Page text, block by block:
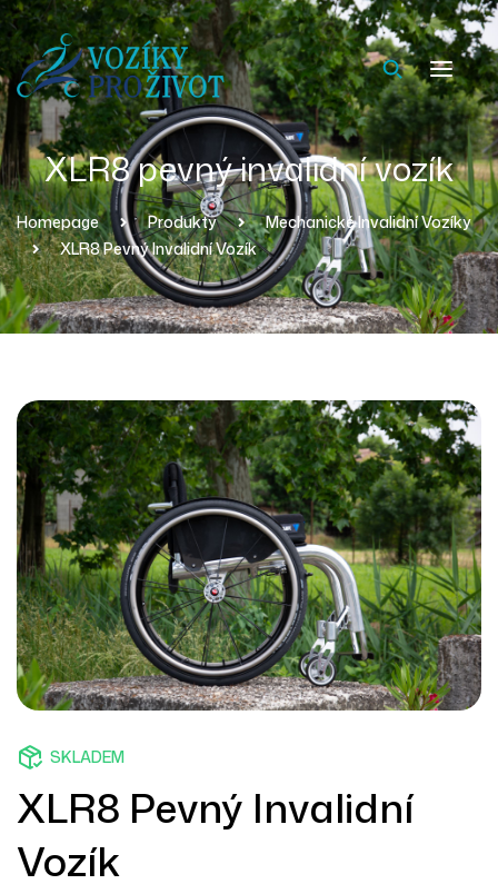
XLR8 pevný invalidní vozík
Homepage Produkty
Mechanické Invalidní Vozíky
XLR8 Pevný Invalidní Vozík
SKLADEM
XLR8 Pevný Invalidní
Vozík